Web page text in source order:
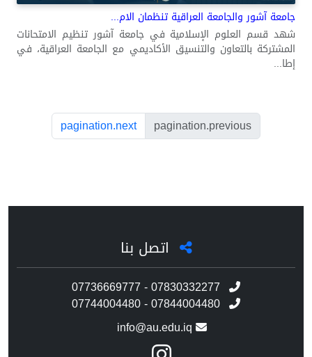
جامعة آشور والجامعة العراقية تنظمان الام...
شهد قسم العلوم الإسلامية في جامعة آشور تنظيم الامتحانات
المشتركة بالتعاون والتنسيق الأكاديمي مع الجامعة العراقية، في
إطا...
pagination.previous
pagination.next
اتصل بنا
07736669777 - 07830332277
07744004480 - 07844004480
info@au.edu.iq